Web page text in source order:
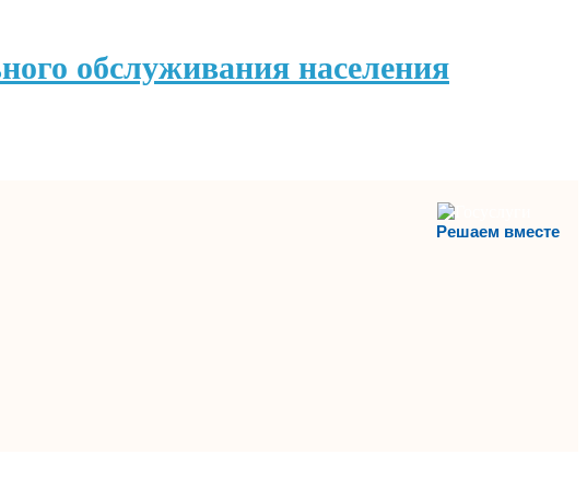
обслуживания населения
Решаем вместе